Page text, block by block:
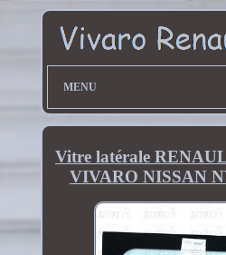
MENU
Vitre latérale
VIVARO NISSAN